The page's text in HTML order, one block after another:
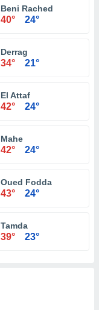
Beni Rached
40° 24°
Derrag
34° 21°
El Attaf
42° 24°
Mahe
42° 24°
Oued Fodda
43° 24°
Tamda
39° 23°